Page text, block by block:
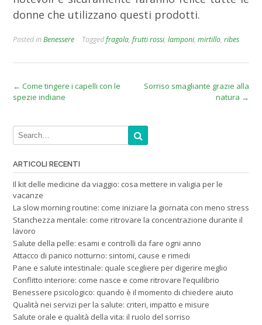
donne che utilizzano questi prodotti.
Posted inBenessere Taggedfragola, frutti rossi, lamponi, mirtillo, ribes
Post
navigation
← Come tingere i capelli con le
spezie indiane
Sorriso smagliante grazie alla
natura →
ARTICOLI RECENTI
Il kit delle medicine da viaggio: cosa mettere in valigia per le
vacanze
La slow morning routine: come iniziare la giornata con meno stress
Stanchezza mentale: come ritrovare la concentrazione durante il
lavoro
Salute della pelle: esami e controlli da fare ogni anno
Attacco di panico notturno: sintomi, cause e rimedi
Pane e salute intestinale: quale scegliere per digerire meglio
Conflitto interiore: come nasce e come ritrovare l’equilibrio
Benessere psicologico: quando è il momento di chiedere aiuto
Qualità nei servizi per la salute: criteri, impatto e misure
Salute orale e qualità della vita: il ruolo del sorriso